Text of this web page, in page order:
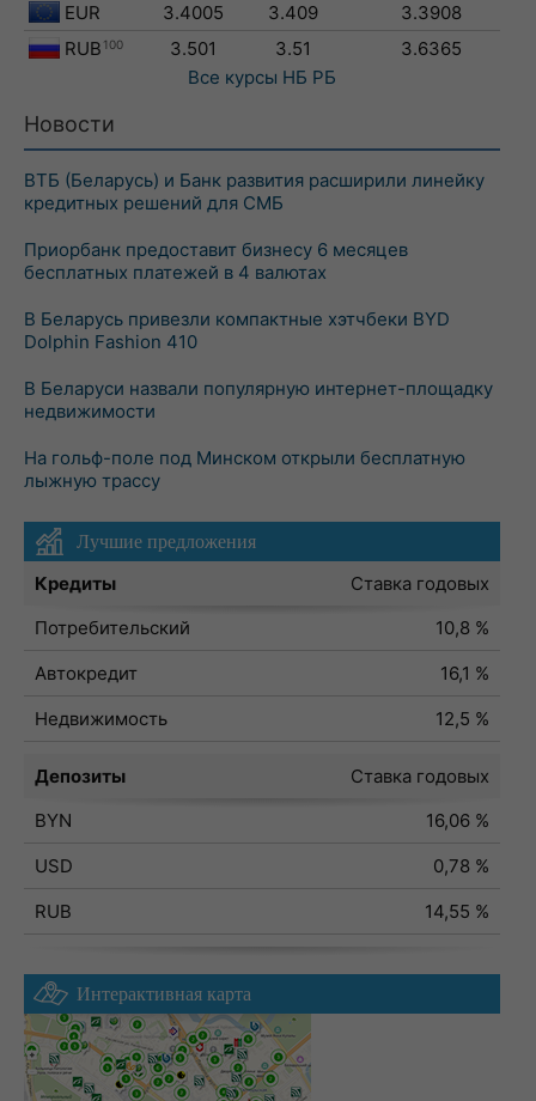
EUR
3.4005 3.409
3.3908
RUB 100 3.501 3.51
3.6365
Все курсы НБ РБ
Новости
ВТБ (Беларусь) и Банк развития расширили линейку
кредитных решений для СМБ
Приорбанк предоставит бизнесу 6 месяцев
бесплатных платежей в 4 валютах
В Беларусь привезли компактные хэтчбеки BYD
Dolphin Fashion 410
В Беларуси назвали популярную интернет-площадку
недвижимости
На гольф-поле под Минском открыли бесплатную
лыжную трассу
Лучшие предложения
Кредиты
Ставка годовых
Потребительский
10,8 %
Автокредит
16,1 %
Недвижимость
12,5 %
Депозиты
Ставка годовых
BYN
16,06 %
USD
0,78 %
RUB
14,55 %
Интерактивная карта